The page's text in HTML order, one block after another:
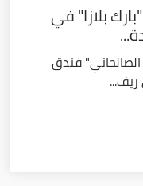
بلازا" في
الصالحاني" فندق
ريف...